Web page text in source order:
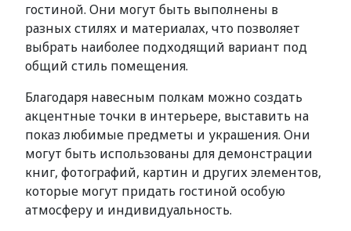
гостиной. Они могут быть выполнены в
разных стилях и материалах, что позволяет
выбрать наиболее подходящий вариант под
общий стиль помещения.
Благодаря навесным полкам можно создать
акцентные точки в интерьере, выставить на
показ любимые предметы и украшения. Они
могут быть использованы для демонстрации
книг, фотографий, картин и других элементов,
которые могут придать гостиной особую
атмосферу и индивидуальность.